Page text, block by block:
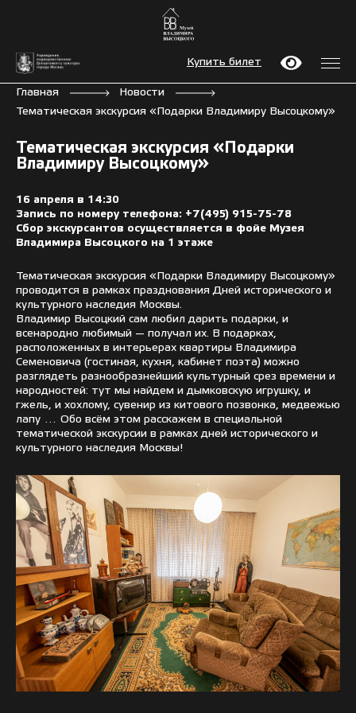
Купить билет
Главная
Новости
Тематическая экскурсия «Подарки Владимиру Высоцкому»
Тематическая экскурсия «Подарки
Владимиру Высоцкому»
16 апреля в 14:30
Запись по номеру телефона: +7(495) 915-75-78
Сбор экскурсантов осуществляется в фойе Музея
Владимира Высоцкого на 1 этаже
Тематическая экскурсия «Подарки Владимиру Высоцкому»
проводится в рамках празднования Дней исторического и
культурного наследия Москвы.
Владимир Высоцкий сам любил дарить подарки, и
всенародно любимый — получал их. В подарках,
расположенных в интерьерах квартиры Владимира
Семеновича (гостиная, кухня, кабинет поэта) можно
разглядеть разнообразнейший культурный срез времени и
народностей: тут мы найдем и дымковскую игрушку, и
гжель, и хохлому, сувенир из китового позвонка, медвежью
лапу … Обо всём этом расскажем в специальной
тематической экскурсии в рамках дней исторического и
культурного наследия Москвы!